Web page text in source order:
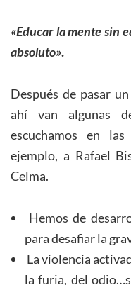
«Educar la mente sin
absoluto».
Después de pasar
ahí van algunas
escuchamos en
ejemplo, a Rafael
Celma.
Hemos de
para desafiar la
La violencia
la furia, del